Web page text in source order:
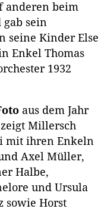
anderen beim
sein
seine Kinder Else
Enkel Thomas
1932
aus dem Jahr
zeigt Millersch
mit ihren Enkeln
Axel Müller,
Halbe,
und Ursula
sowie Horst